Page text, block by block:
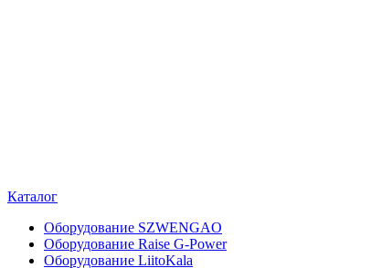
Каталог
Оборудование SZWENGAO
Оборудование Raise G-Power
Оборудование LiitoKala